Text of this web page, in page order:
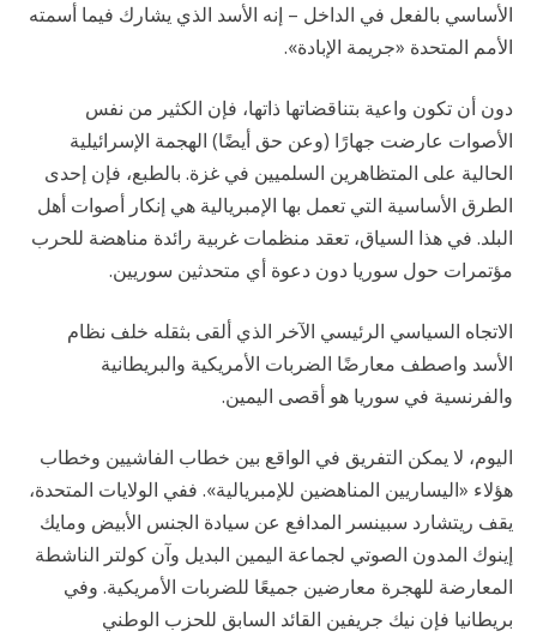
الأساسي بالفعل في الداخل – إنه الأسد الذي يشارك فيما أسمته
الأمم المتحدة «جريمة الإبادة».
دون أن تكون واعية بتناقضاتها ذاتها، فإن الكثير من نفس
الأصوات عارضت جهارًا (وعن حق أيضًا) الهجمة الإسرائيلية
الحالية على المتظاهرين السلميين في غزة. بالطبع، فإن إحدى
الطرق الأساسية التي تعمل بها الإمبريالية هي إنكار أصوات أهل
البلد. في هذا السياق، تعقد منظمات غربية رائدة مناهضة للحرب
مؤتمرات حول سوريا دون دعوة أي متحدثين سوريين.
الاتجاه السياسي الرئيسي الآخر الذي ألقى بثقله خلف نظام
الأسد واصطف معارضًا الضربات الأمريكية والبريطانية
والفرنسية في سوريا هو أقصى اليمين.
اليوم، لا يمكن التفريق في الواقع بين خطاب الفاشيين وخطاب
هؤلاء «اليساريين المناهضين للإمبريالية». ففي الولايات المتحدة،
يقف ريتشارد سبينسر المدافع عن سيادة الجنس الأبيض ومايك
إينوك المدون الصوتي لجماعة اليمين البديل وآن كولتر الناشطة
المعارضة للهجرة معارضين جميعًا للضربات الأمريكية. وفي
بريطانيا فإن نيك جريفين القائد السابق للحزب الوطني